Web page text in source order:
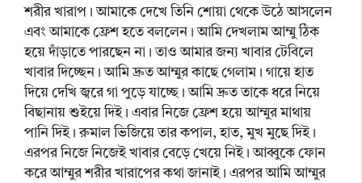
শরীর খারাপ। আমাকে দেখে তিনি শোয়া থেকে উঠে আসলেন
এবং আমাকে ফ্রেশ হতে বললেন। আমি দেখলাম আম্মু ঠিক
হয়ে দাঁড়াতে পারছেন না। তাও আমার জন্য খাবার টেবিলে
খাবার দিচ্ছেন। আমি দ্রুত আম্মুর কাছে গেলাম। গায়ে হাত
দিয়ে দেখি জ্বরে গা পুড়ে যাচ্ছে। আমি দ্রুত তাকে ধরে নিয়ে
বিছানায় শুইয়ে দিই। এবার নিজে ফ্রেশ হয়ে আম্মুর মাথায়
পানি দিই। রুমাল ভিজিয়ে তার কপাল, হাত, মুখ মুছে দিই।
এরপর নিজে নিজেই খাবার বেড়ে খেয়ে নিই। আব্বুকে ফোন
করে আম্মুর শরীর খারাপের কথা জানাই। এরপর আমি আম্মুর